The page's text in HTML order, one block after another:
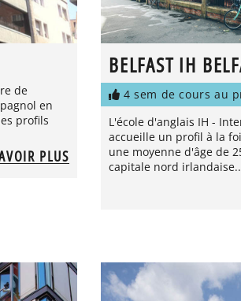
de
en
profils
PLUS
BELFAST IH
4 sem de cours au
L'école d'anglais IH -
accueille un profil à la
une moyenne d'âge de
capitale nord